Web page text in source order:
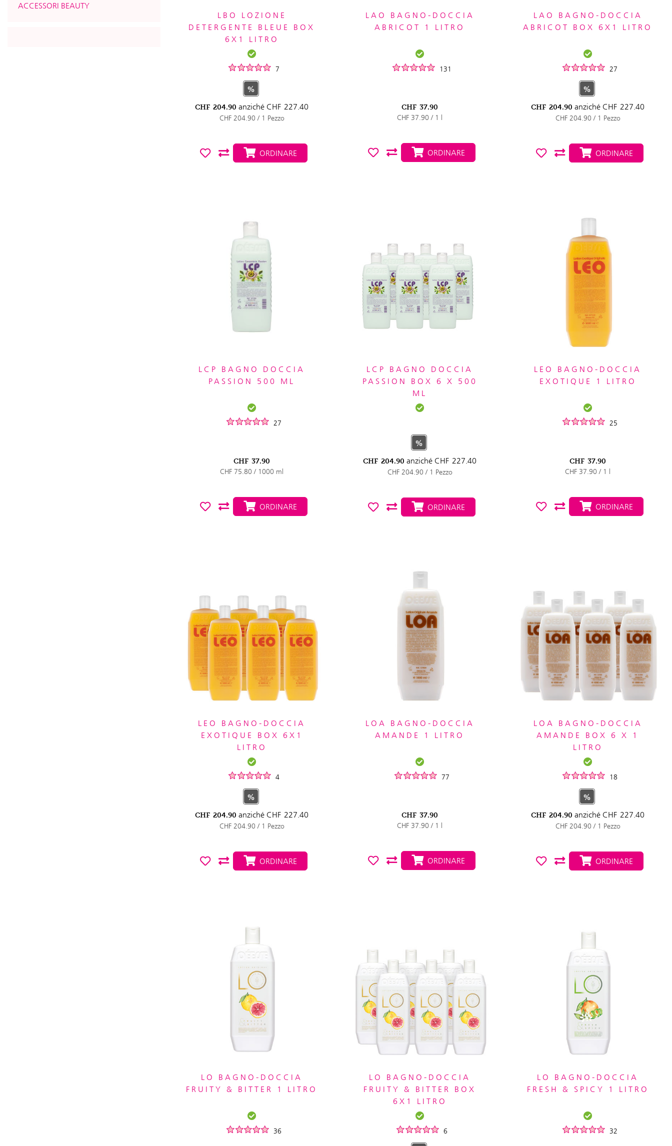
ACCESSORI BEAUTY
LBO LOZIONE
DETERGENTE BLEUE BOX
6X1 LITRO
7
%
CHF 204.90 anziché CHF 227.40
CHF 204.90 / 1 Pezzo
ORDINARE
LAO BAGNO-DOCCIA
ABRICOT 1 LITRO
131
CHF 37.90
CHF 37.90 / 1 l
ORDINARE
LAO BAGNO-DOCCIA
ABRICOT BOX 6X1 LITRO
27
%
CHF 204.90 anziché CHF 227.40
CHF 204.90 / 1 Pezzo
ORDINARE
LCP BAGNO DOCCIA
PASSION 500 ML
27
CHF 37.90
CHF 75.80 / 1000 ml
ORDINARE
LCP BAGNO DOCCIA
PASSION BOX 6 X 500
ML
%
CHF 204.90 anziché CHF 227.40
CHF 204.90 / 1 Pezzo
ORDINARE
LEO BAGNO-DOCCIA
EXOTIQUE 1 LITRO
25
CHF 37.90
CHF 37.90 / 1 l
ORDINARE
LEO BAGNO-DOCCIA
EXOTIQUE BOX 6X1
LITRO
4
%
CHF 204.90 anziché CHF 227.40
CHF 204.90 / 1 Pezzo
ORDINARE
LOA BAGNO-DOCCIA
AMANDE 1 LITRO
77
CHF 37.90
CHF 37.90 / 1 l
ORDINARE
LOA BAGNO-DOCCIA
AMANDE BOX 6 X 1
LITRO
18
%
CHF 204.90 anziché CHF 227.40
CHF 204.90 / 1 Pezzo
ORDINARE
LO BAGNO-DOCCIA
FRUITY & BITTER 1 LITRO
36
LO BAGNO-DOCCIA
FRUITY & BITTER BOX
6X1 LITRO
6
LO BAGNO-DOCCIA
FRESH & SPICY 1 LITRO
32